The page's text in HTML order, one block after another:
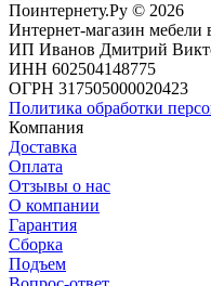
Поинтернету.Ру © 2026
Интернет-магазин
ИП Иванов Дмитрий
ИНН 602504148775
ОГРН 317505000020423
Политика обработки
Компания
Доставка
Оплата
Отзывы о нас
О компании
Гарантия
Сборка
Подъем